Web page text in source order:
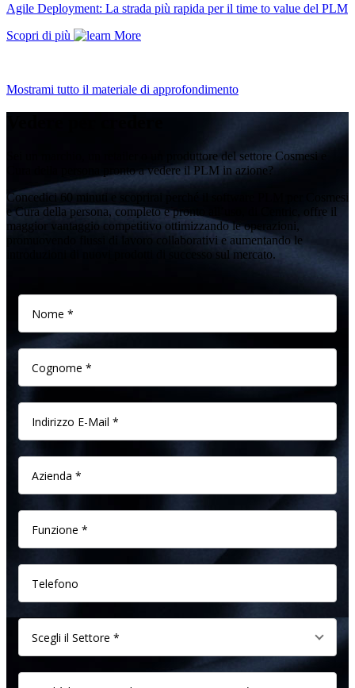
Agile Deployment: La strada più rapida per il time to value del PLM
Scopri di più
Mostrami tutto il materiale di approfondimento
Sei un marchio, un retailer o un produttore del settore Cosmesi e
Cura della persona pronto a vedere il PLM in azione?
Concedici 60 minuti e scoprirai perché il software PLM per Cosmesi
e Cura della persona, completo e pronto all’uso, di Centric, offre il
maggior vantaggio competitivo ottimizzando le operazioni,
promuovendo flussi di lavoro collaborativi e aumentando le
introduzioni di nuovi prodotti di successo sul mercato.